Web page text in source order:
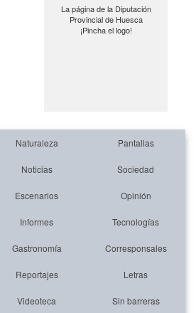
La página de la Diputación
Provincial de Huesca
¡Pincha el logo!
Naturaleza Pantallas
Noticias Sociedad
Escenarios Opinión
Informes Tecnologías
Gastronomía Corresponsales
Reportajes Letras
Videoteca Sin barreras